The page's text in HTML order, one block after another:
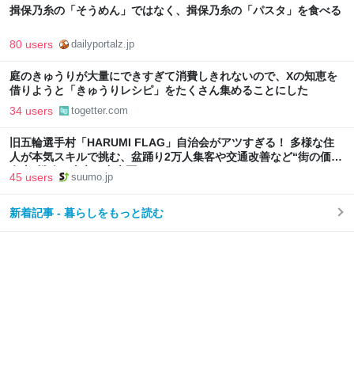
揖保乃糸の「そうめん」ではなく、揖保乃糸の「パスタ」を食べる
80 users dailyportalz.jp
庭のきゅうりが大量にできすぎて消費しきれないので、Xの知恵を
借りようと「きゅうりレシピ」をたくさん集めることにした
34 users togetter.com
旧五輪選手村「HARUMI FLAG」自治会がアツすぎる！ 多様な住
人が本気スキルで挑む、盆踊り2万人集客や交通改善など“街の価値
向上”戦略 東京・中央区
45 users suumo.jp
新着記事 - 暮らしをもっと読む